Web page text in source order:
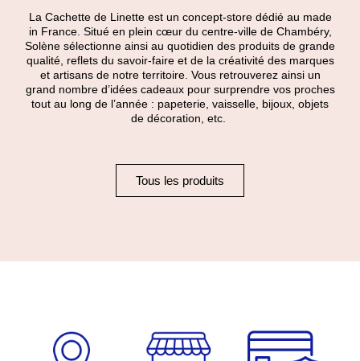
La Cachette de Linette est un concept-store dédié au made
in France. Situé en plein cœur du centre-ville de Chambéry,
Solène sélectionne ainsi au quotidien des produits de grande
qualité, reflets du savoir-faire et de la créativité des marques
et artisans de notre territoire. Vous retrouverez ainsi un
grand nombre d’idées cadeaux pour surprendre vos proches
tout au long de l’année : papeterie, vaisselle, bijoux, objets
de décoration, etc.
Tous les produits